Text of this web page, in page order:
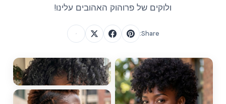
ולוקים של פרוהוק האהובים עלינו!
Share: